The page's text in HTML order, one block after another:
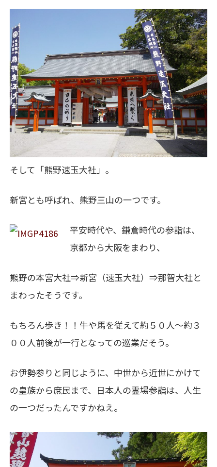
そして「熊野速玉大社」。
新宮とも呼ばれ、熊野三山の一つです。
平安時代や、鎌倉時代の参詣は、
京都から大阪をまわり、
熊野の本宮大社⇒新宮（速玉大社）⇒那智大社と
まわったそうです。
もちろん歩き！！牛や馬を従えて約５０人～約３
００人前後が一行となっての巡業だそう。
お伊勢参りと同じように、中世から近世にかけて
の皇族から庶民まで、日本人の霊場参詣は、人生
の一つだったんですかねえ。